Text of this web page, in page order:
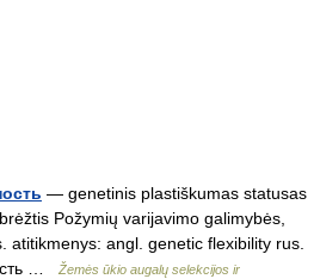
— genetinis plastiškumas statusas
Požymių varijavimo galimybės,
atitikmenys: angl. genetic flexibility rus.
…
Žemės ūkio augalų selekcijos ir